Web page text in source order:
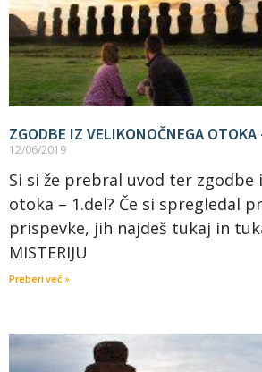
ZGODBE IZ VELIKONOČNEGA
12/06/2019
Si si že prebral uvod ter zgodbe
otoka – 1.del? Če si spregledal
prispevke, jih najdeš tukaj in
MISTERIJU
Preberi več »